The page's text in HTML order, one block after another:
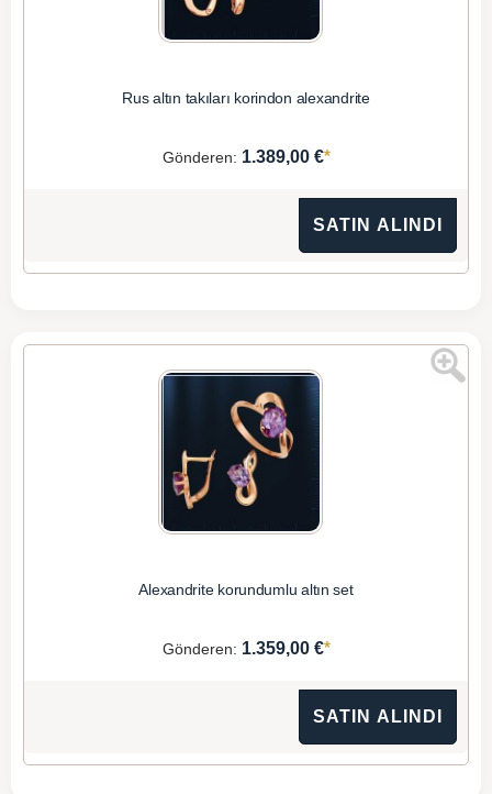
Rus altın takıları korindon alexandrite
Gönderen: 1.389,00 €*
SATIN ALINDI
Alexandrite korundumlu altın set
Gönderen: 1.359,00 €*
SATIN ALINDI